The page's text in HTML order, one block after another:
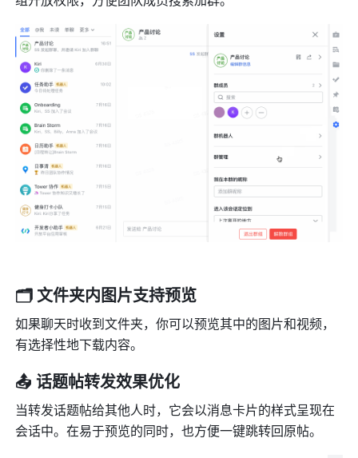
🗂️ 文件夹内图片支持预览
如果聊天时收到文件夹，你可以预览其中的图片和视频，
有选择性地下载内容。
📤 话题帖转发效果优化
当转发话题帖给其他人时，它会以消息卡片的样式呈现在
会话中。在易于预览的同时，也方便一键跳转回原帖。